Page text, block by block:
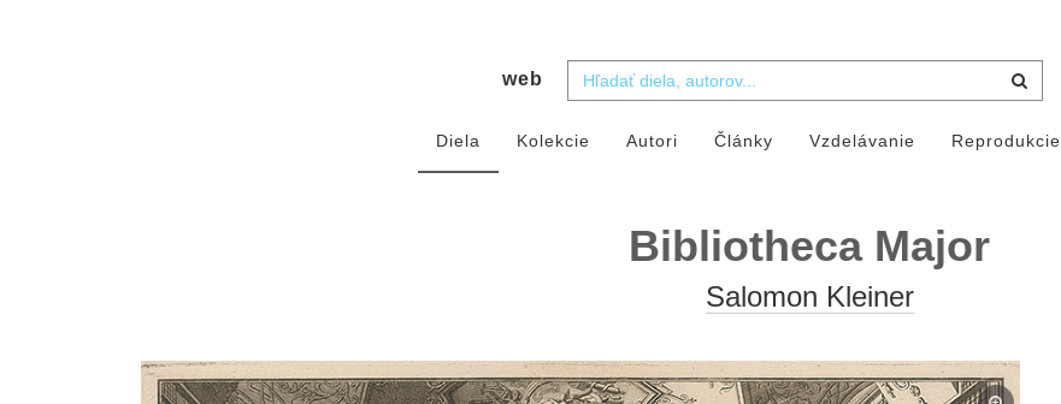
web
Diela Kolekcie Autori Články Vzdelávanie Reprodukcie
Bibliotheca Major
Salomon Kleiner